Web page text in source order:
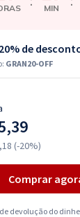
MIN
de
GRAN20-OFF
(-20%)
Comprar
devolução do